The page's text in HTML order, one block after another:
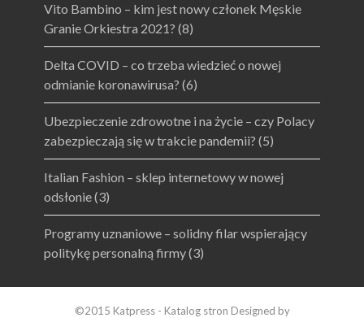
Vito Bambino – kim jest nowy członek Męskie
Granie Orkiestra 2021? (8)
Delta COVID – co trzeba wiedzieć o nowej
odmianie koronawirusa? (6)
Ubezpieczenie zdrowotne i na życie – czy Polacy
zabezpieczają się w trakcie pandemii? (5)
Italian Fashion – sklep internetowy w nowej
odsłonie(3)
Programy uznaniowe – solidny filar wspierający
politykę personalną firmy(3)
©2015 Katpress - Katalog stron Designed by